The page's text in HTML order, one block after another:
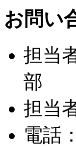
お問い
担当
部
担当
電話